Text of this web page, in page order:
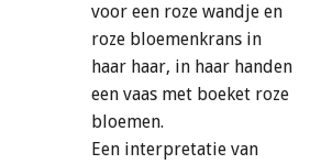
voor een roze wandje en
roze bloemenkrans in
haar haar, in haar handen
een vaas met boeket roze
bloemen.
Een interpretatie van